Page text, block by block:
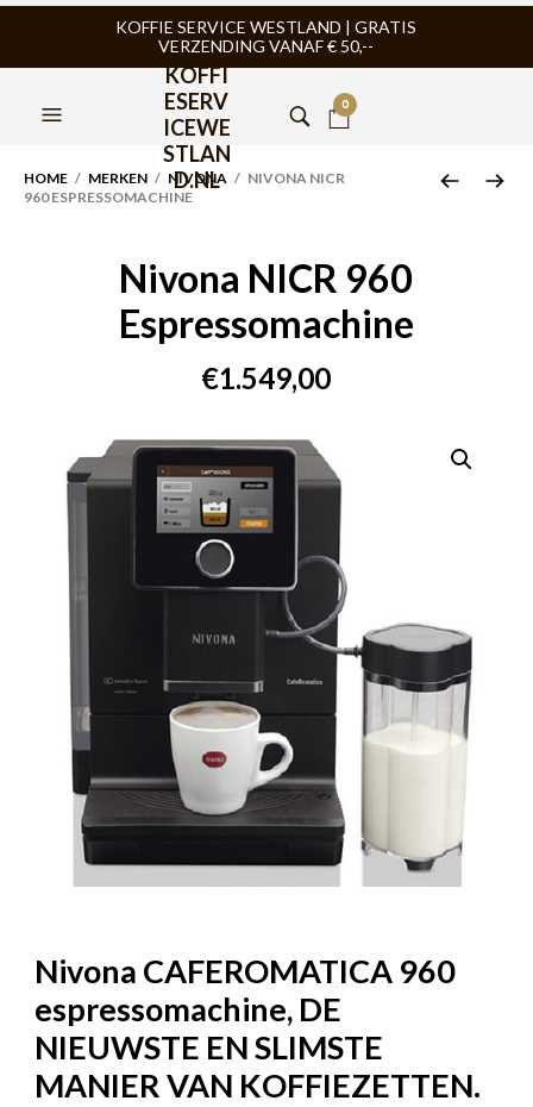
KOFFIE SERVICE WESTLAND | GRATIS
VERZENDING VANAF € 50,--
KOFFI
ESERV
ICEWE
STLAN
D.NL
0
HOME / MERKEN / NIVONA / NIVONA NICR
960 ESPRESSOMACHINE
Nivona NICR 960
Espressomachine
€1.549,00
Nivona CAFEROMATICA 960
espressomachine, DE
NIEUWSTE EN SLIMSTE
MANIER VAN KOFFIEZETTEN.